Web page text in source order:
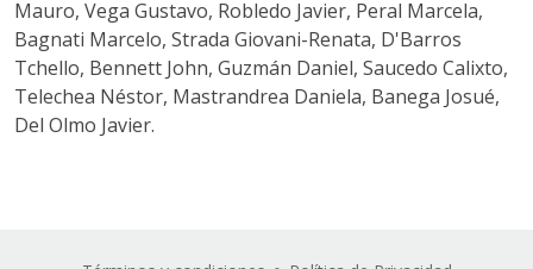
Mauro, Vega Gustavo, Robledo Javier, Peral Marcela,
Bagnati Marcelo, Strada Giovani-Renata, D'Barros
Tchello, Bennett John, Guzmán Daniel, Saucedo Calixto,
Telechea Néstor, Mastrandrea Daniela, Banega Josué,
Del Olmo Javier.